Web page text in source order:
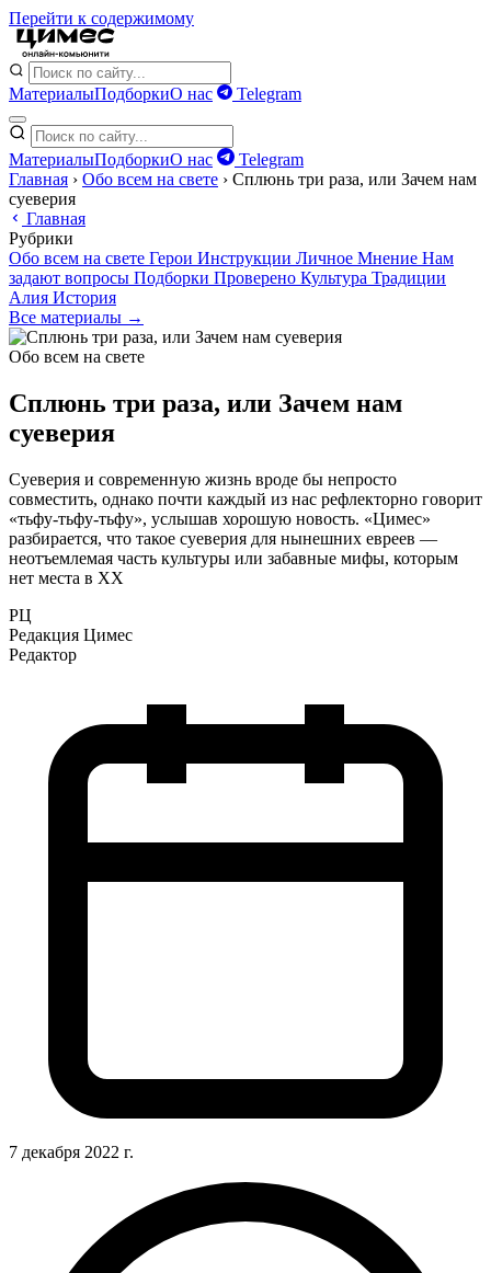
Перейти к содержимому
МатериалыПодборкиО нас Telegram
МатериалыПодборкиО нас
Telegram
Главная › Обо всем на свете › Сплюнь три раза, или Зачем нам
суеверия
Главная
Рубрики
Обо всем на свете Герои Инструкции Личное Мнение Нам
задают вопросы Подборки Проверено Культура Традиции
Алия История
Все материалы →
Обо всем на свете
Сплюнь три раза, или Зачем нам
суеверия
Суеверия и современную жизнь вроде бы непросто
совместить, однако почти каждый из нас рефлекторно говорит
«тьфу-тьфу-тьфу», услышав хорошую новость. «Цимес»
разбирается, что такое суеверия для нынешних евреев —
неотъемлемая часть культуры или забавные мифы, которым
нет места в XX
РЦ
Редакция Цимес
Редактор
7 декабря 2022 г.